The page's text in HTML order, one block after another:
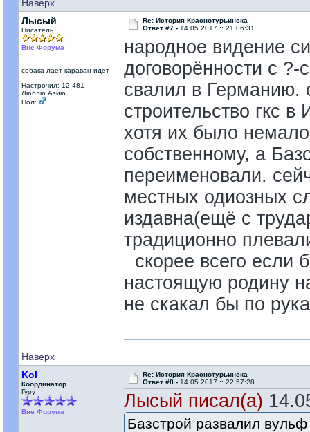
Наверх
Лысый
Писатель
Вне Форума
собака лает-караван идет
Настрочил: 12 481
Люблю Азию
Пол:
Re: История Краснотурьинска
Ответ #7 - 14.05.2017 :: 21:06:31
народное видение
договорённости с
свалил в Германию.
строительство гкс
хотя их было
собственному, а
переименовали.
местных одиозных
издавна(ещё с
традиционно
скорее всего если
настоящую родину
не скакал бы по
Наверх
Kol
Координатор
Гуру
Вне Форума
Re: История Краснотурьинска
Ответ #8 - 14.05.2017 :: 22:57:28
Лысый писал(а)
Базстрой развалил